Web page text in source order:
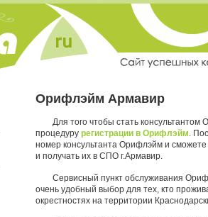
Орифлэйм Армавир
Для того чтобы стать
процедуру регистрации в Орифлэйм.
номер консультанта Орифлэйм и
и получать их в СПО г.Армавир.
Сервисный пункт обслуживания
очень удобный выбор для тех, кто
окрестностях на территории